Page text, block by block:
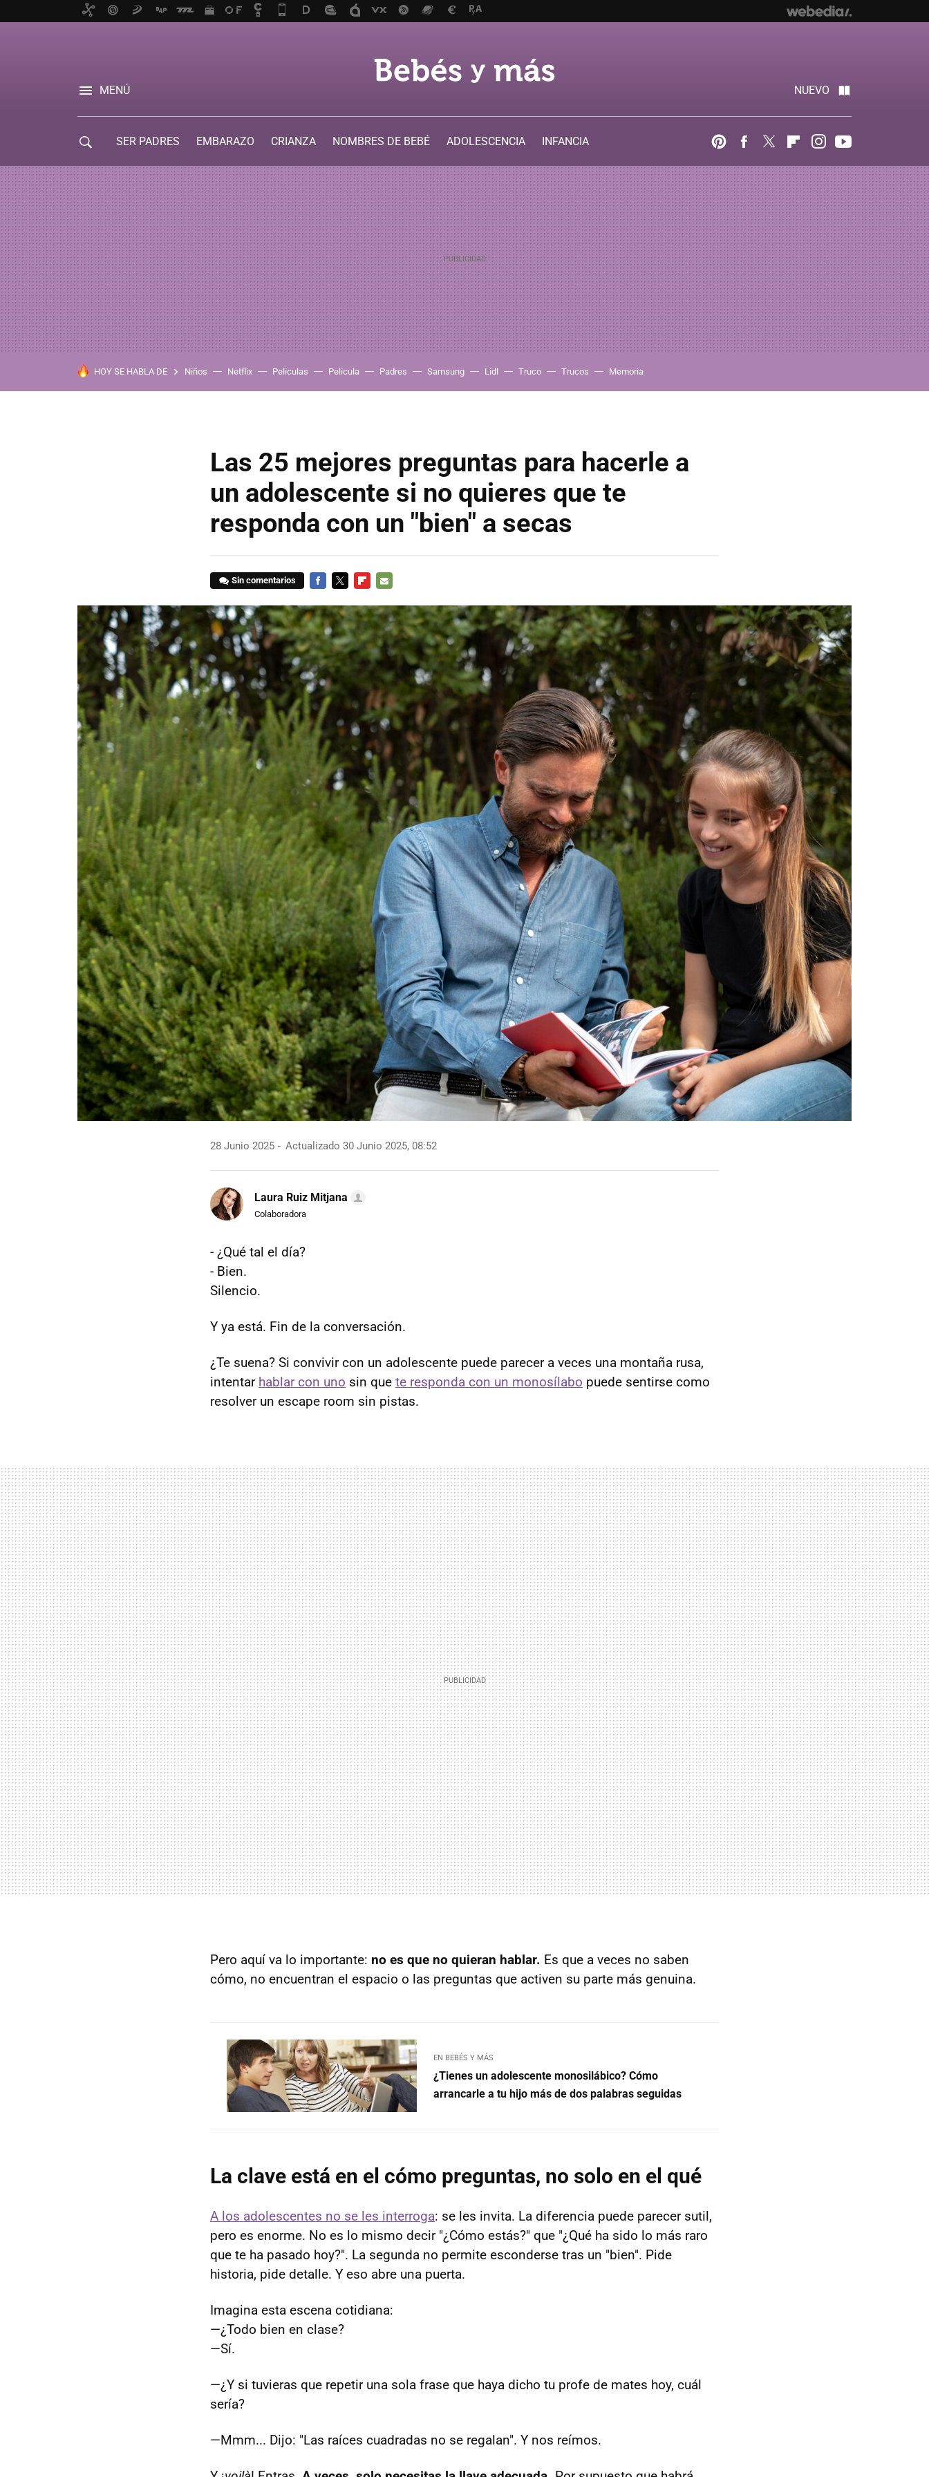
MENÚ NUEVO
SER PADRES EMBARAZO CRIANZA NOMBRES DE BEBÉ ADOLESCENCIA
INFANCIA
PinterestFacebook
Twitter FlipboardInstagram
HOY SE HABLA DE Niños Netflix Películas Película Padres Samsung Lidl Truco Trucos Memoria
Las 25 mejores preguntas para hacerle a
un adolescente si no quieres que te
responda con un "bien" a secas
Sin comentarios
MAIL
28 Junio 2025 Actualizado 30 Junio 2025, 08:52
Laura Ruiz Mitjana
Colaboradora
- ¿Qué tal el día?
- Bien.
Silencio.
Y ya está. Fin de la conversación.
¿Te suena? Si convivir con un adolescente puede parecer a veces una montaña rusa,
intentar hablar con uno sin que te responda con un monosílabo puede sentirse como
resolver un escape room sin pistas.
Pero aquí va lo importante: no es que no quieran hablar. Es que a veces no saben
cómo, no encuentran el espacio o las preguntas que activen su parte más genuina.
EN BEBÉS Y MÁS
¿Tienes un adolescente monosilábico? Cómo
arrancarle a tu hijo más de dos palabras seguidas
La clave está en el cómo preguntas, no solo en el qué
A los adolescentes no se les interroga: se les invita. La diferencia puede parecer sutil,
pero es enorme. No es lo mismo decir "¿Cómo estás?" que "¿Qué ha sido lo más raro
que te ha pasado hoy?". La segunda no permite esconderse tras un "bien". Pide
historia, pide detalle. Y eso abre una puerta.
Imagina esta escena cotidiana:
—¿Todo bien en clase?
—Sí.
—¿Y si tuvieras que repetir una sola frase que haya dicho tu profe de mates hoy, cuál
sería?
—Mmm... Dijo: "Las raíces cuadradas no se regalan". Y nos reímos.